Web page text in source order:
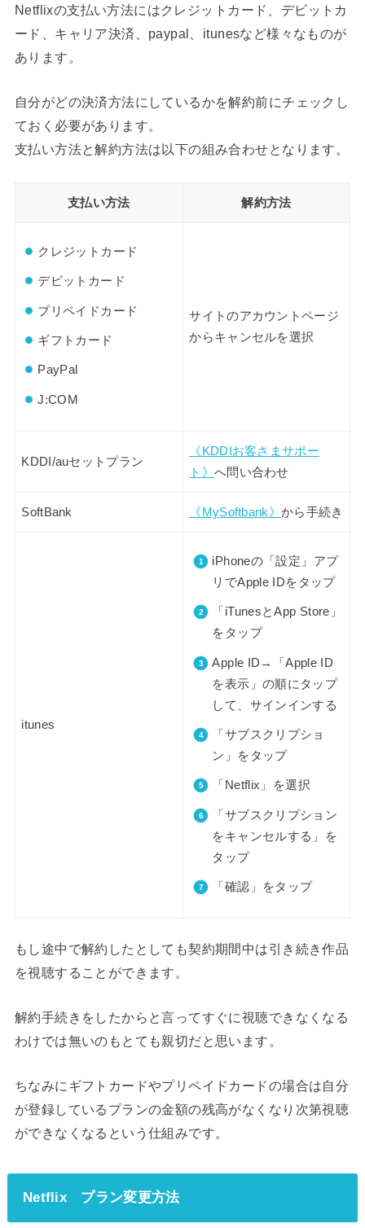
Netflixの支払い方法にはクレジットカード、デビットカ
ード、キャリア決済、paypal、itunesなど様々なものが
あります。
自分がどの決済方法にしているかを解約前にチェックし
ておく必要があります。
支払い方法と解約方法は以下の組み合わせとなります。
支払い方法 解約方法
クレジットカード
デビットカード
プリペイドカード
ギフトカード
PayPal
J:COM
サイトのアカウントページ
からキャンセルを選択
KDDI/auセットプラン
《KDDIお客さまサポー
ト》 へ問い合わせ
SoftBank 《MySoftbank》 から手続き
itunes
iPhoneの「設定」アプ
リでApple IDをタップ
「iTunesとApp Store」
をタップ
Apple ID→「Apple ID
を表示」の順にタップ
して、サインインする
「サブスクリプショ
ン」をタップ
「Netflix」を選択
「サブスクリプション
をキャンセルする」を
タップ
「確認」をタップ
もし途中で解約したとしても契約期間中は引き続き作品
を視聴することができます。
解約手続きをしたからと言ってすぐに視聴できなくなる
わけでは無いのもとても親切だと思います。
ちなみにギフトカードやプリペイドカードの場合は自分
が登録しているプランの金額の残高がなくなり次第視聴
ができなくなるという仕組みです。
Netflix プラン変更方法